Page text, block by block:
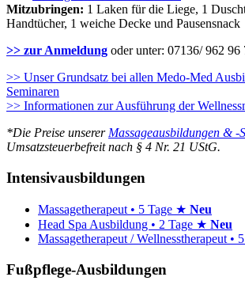
Mitzubringen: 1 Laken für die Liege, 1
Handtücher, 1 weiche Decke und Pausensnack
>> zur Anmeldung oder unter: 07136/ 962 96
>> Unser Grundsatz bei allen Medo-Med
Seminaren
>> Informationen zur Ausführung der
*Die Preise unserer Massageausbildungen & -
Umsatzsteuerbefreit nach § 4 Nr. 21 UStG.
Intensivausbildungen
Massagetherapeut • 5 Tage ★ Neu
Head Spa Ausbildung • 2 Tage ★ Neu
Massagetherapeut / Wellnesstherapeut •
Fußpflege-Ausbildungen